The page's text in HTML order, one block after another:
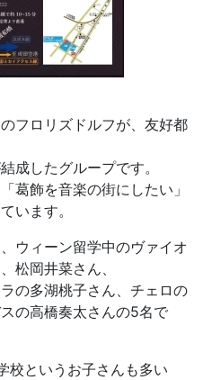
フロリズドルフが、友好都
成したグループです。
葛飾を音楽の街にしたい」
います。
ウィーン留学中のヴァイオ
松岡井菜さん、
の多湖桃子さん、チェロの
の高橋奏太さんの5名で
校というお子さんも多い